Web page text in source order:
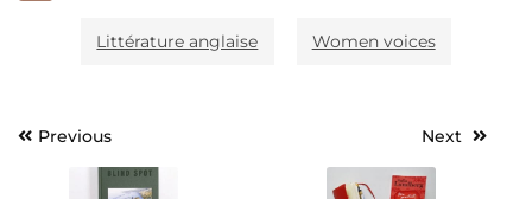
Littérature anglaise Women voices
Navigation
Previous Next